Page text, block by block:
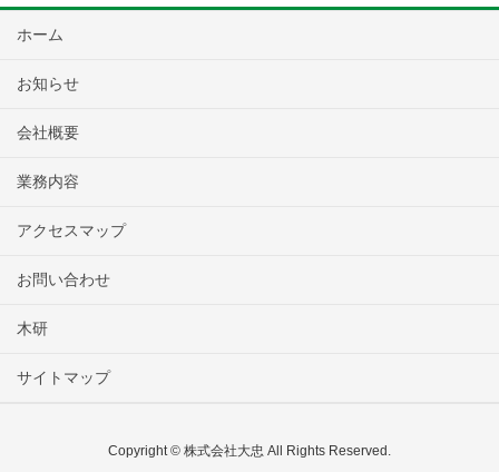
ホーム
お知らせ
会社概要
業務内容
アクセスマップ
お問い合わせ
木研
サイトマップ
Copyright © 株式会社大忠 All Rights Reserved.